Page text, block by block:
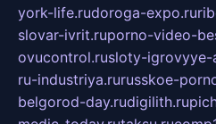
york-life.rudoroga-expo.ru
slovar-ivrit.ruporno-video-
ovucontrol.rusloty-igrovyye-
ru-industriya.rurusskoe-
belgorod-day.rudigilith.ru